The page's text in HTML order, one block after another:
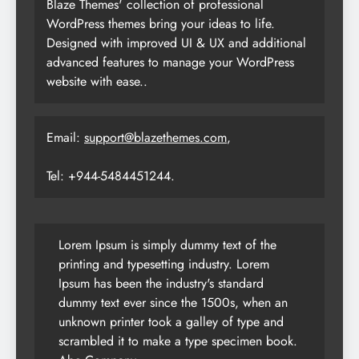
Blaze Themes' collection of professional
WordPress themes bring your ideas to life.
Designed with improved UI & UX and additional
advanced features to manage your WordPress
website with ease..
Email: support@blazethemes.com,
Tel: +944-5484451244.
Lorem Ipsum is simply dummy text of the
printing and typesetting industry. Lorem
Ipsum has been the industry's standard
dummy text ever since the 1500s, when an
unknown printer took a galley of type and
scrambled it to make a type specimen book.